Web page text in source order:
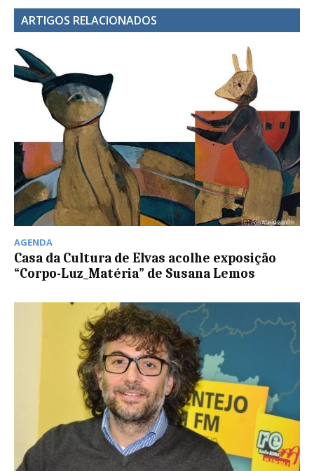
ARTIGOS RELACIONADOS
AGENDA
Casa da Cultura de Elvas acolhe exposição
“Corpo-Luz_Matéria” de Susana Lemos